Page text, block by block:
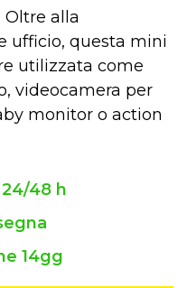
Oltre alla
ufficio, questa mini
utilizzata come
videocamera per
monitor o action
48 h
14gg